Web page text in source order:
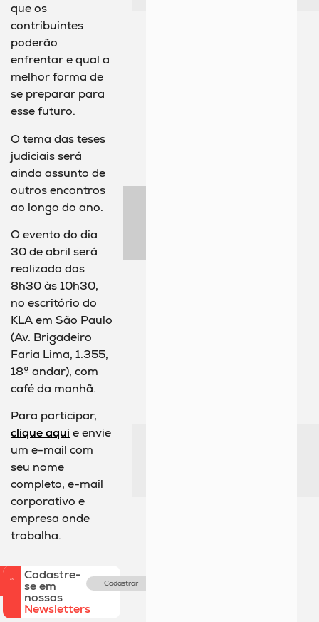
que os
contribuintes
poderão
enfrentar e qual a
melhor forma de
se preparar para
esse futuro.
O tema das teses
judiciais será
ainda assunto de
outros encontros
ao longo do ano.
O evento do dia
30 de abril será
realizado das
8h30 às 10h30,
no escritório do
KLA em São Paulo
(Av. Brigadeiro
Faria Lima, 1.355,
18º andar), com
café da manhã.
Para participar,
clique aqui e envie
um e-mail com
seu nome
completo, e-mail
corporativo e
empresa onde
trabalha.
Cadastre-
se em
nossas
Newsletters
Cadastrar